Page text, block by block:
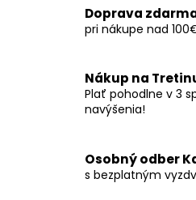
á
d
c
i
v
k
Doprava
pri nákupe nad
Nákup na
Plať pohodlne v 3
navýšenia!
Osobný odber
s bezplatným